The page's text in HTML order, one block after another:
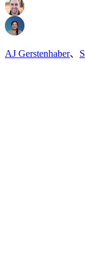
AJ Gerstenhaber、